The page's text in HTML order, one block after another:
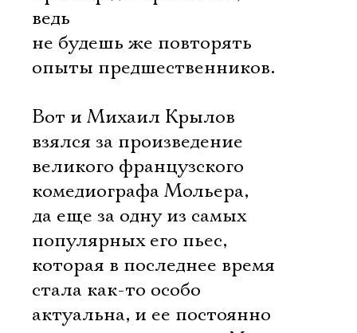
ведь
не будешь же повторять
опыты предшественников.
Вот и Михаил Крылов
взялся за произведение
великого французского
комедиографа Мольера,
да еще за одну из самых
популярных его пьес,
которая в последнее время
стала как-то особо
актуальна, и ее постоянно